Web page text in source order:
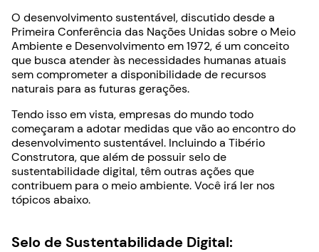
O desenvolvimento sustentável, discutido desde a
Primeira Conferência das Nações Unidas sobre o Meio
Ambiente e Desenvolvimento em 1972, é um conceito
que busca atender às necessidades humanas atuais
sem comprometer a disponibilidade de recursos
naturais para as futuras gerações.
Tendo isso em vista, empresas do mundo todo
começaram a adotar medidas que vão ao encontro do
desenvolvimento sustentável. Incluindo a Tibério
Construtora, que além de possuir selo de
sustentabilidade digital, têm outras ações que
contribuem para o meio ambiente. Você irá ler nos
tópicos abaixo.
Selo de Sustentabilidade Digital: